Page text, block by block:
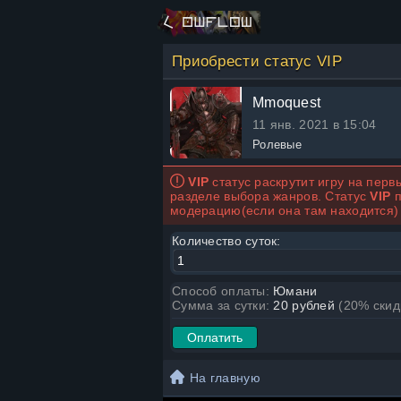
Приобрести статус VIP
Mmoquest
11 янв. 2021 в 15:04
Ролевые
VIP статус раскрутит игру на
разделе выбора жанров. СтатусVIP
модерацию(если она там находится)
Количество суток:
Способ оплаты: Юмани
Сумма за сутки: 20 рублей (20%
На главную